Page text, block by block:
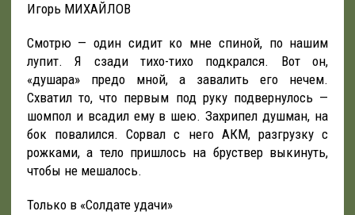
Игорь МИХАЙЛОВ
Смотрю — один сидит ко мне спиной, по нашим
лупит. Я сзади тихо-тихо подкрался. Вот он,
«душара» предо мной, а завалить его нечем.
Схватил то, что первым под руку подвернулось —
шомпол и всадил ему в шею. Захрипел душман, на
бок повалился. Сорвал с него АКМ, разгрузку с
рожками, а тело пришлось на бруствер выкинуть,
чтобы не мешалось.
Только в «Солдате удачи»